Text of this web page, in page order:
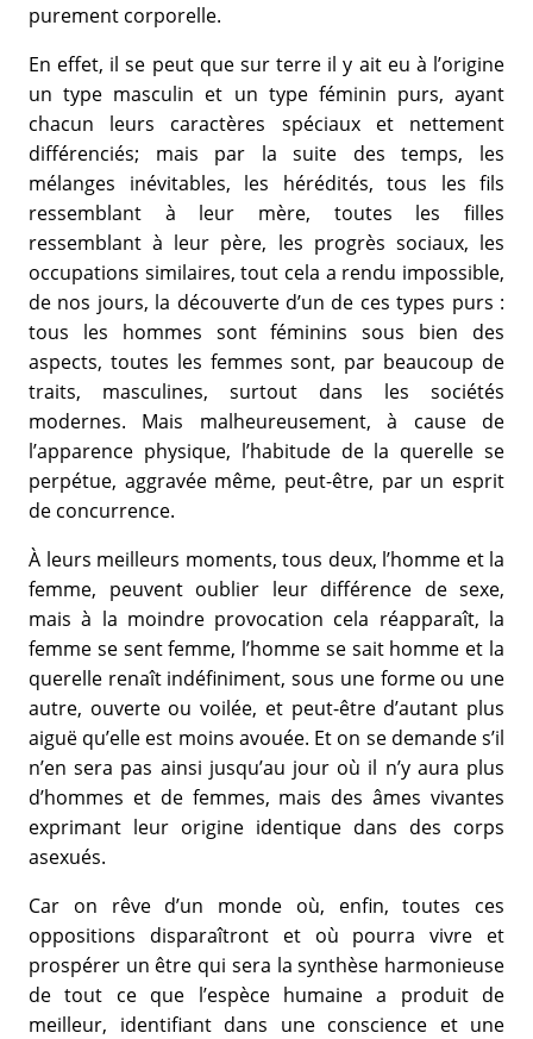
purement corporelle.
En effet, il se peut que sur terre il y ait eu à l’origine
un type masculin et un type féminin purs, ayant
chacun leurs caractères spéciaux et nettement
différenciés; mais par la suite des temps, les
mélanges inévitables, les hérédités, tous les fils
ressemblant à leur mère, toutes les filles
ressemblant à leur père, les progrès sociaux, les
occupations similaires, tout cela a rendu impossible,
de nos jours, la découverte d’un de ces types purs :
tous les hommes sont féminins sous bien des
aspects, toutes les femmes sont, par beaucoup de
traits, masculines, surtout dans les sociétés
modernes. Mais malheureusement, à cause de
l’apparence physique, l’habitude de la querelle se
perpétue, aggravée même, peut-être, par un esprit
de concurrence.
À leurs meilleurs moments, tous deux, l’homme et la
femme, peuvent oublier leur différence de sexe,
mais à la moindre provocation cela réapparaît, la
femme se sent femme, l’homme se sait homme et la
querelle renaît indéfiniment, sous une forme ou une
autre, ouverte ou voilée, et peut-être d’autant plus
aiguë qu’elle est moins avouée. Et on se demande s’il
n’en sera pas ainsi jusqu’au jour où il n’y aura plus
d’hommes et de femmes, mais des âmes vivantes
exprimant leur origine identique dans des corps
asexués.
Car on rêve d’un monde où, enfin, toutes ces
oppositions disparaîtront et où pourra vivre et
prospérer un être qui sera la synthèse harmonieuse
de tout ce que l’espèce humaine a produit de
meilleur, identifiant dans une conscience et une